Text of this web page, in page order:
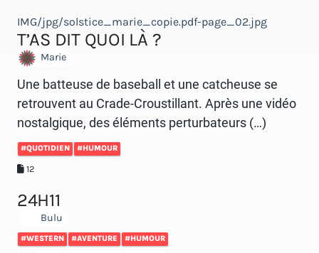
IMG/jpg/solstice_marie_copie.pdf-page_02.jpg
T’AS DIT QUOI LÀ ?
Marie
Une batteuse de baseball et une catcheuse se
retrouvent au Crade-Croustillant. Après une vidéo
nostalgique, des éléments perturbateurs (…)
#QUOTIDIEN #HUMOUR
12
24H11
Bulu
#WESTERN #AVENTURE #HUMOUR